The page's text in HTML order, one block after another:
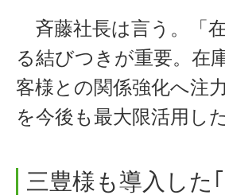
斉藤社長は言う。「
る結びつきが重要。在
客様との関係強化へ注
を今後も最大限活用し
三豊様も導入し